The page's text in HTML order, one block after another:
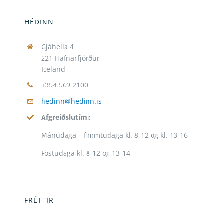
HÉÐINN
Gjáhella 4
221 Hafnarfjörður
Iceland
+354 569 2100
hedinn@hedinn.is
Afgreiðslutími:
Mánudaga – fimmtudaga kl. 8-12 og kl. 13-16
Föstudaga kl. 8-12 og 13-14
FRÉTTIR